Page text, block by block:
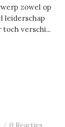
zowel op
leiderschap
verschi...
/ 0 Reacties